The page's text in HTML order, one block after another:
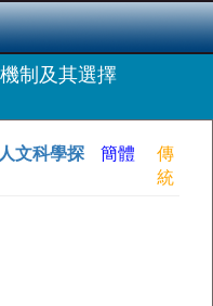
制及其選擇
文科學探
簡體
傳
統